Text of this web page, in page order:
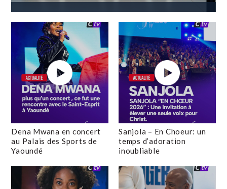
Dena Mwana en concert
au Palais des Sports de
Yaoundé
Sanjola – En Choeur: un
temps d’adoration
inoubliable